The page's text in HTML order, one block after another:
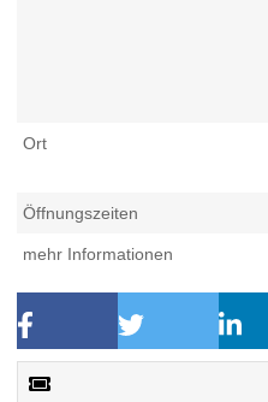
Ort
Öffnungszeiten
mehr Informationen